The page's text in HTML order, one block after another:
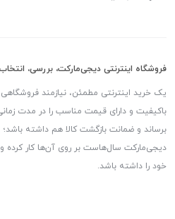
فروشگاه اینترنتی دیجی‌مارکت، بررسی،
یک خرید اینترنتی مطمئن، نیازمند
باکیفیت و دارای قیمت مناسب را در مدت
برساند و ضمانت بازگشت کالا هم داشته باشد؛
دیجی‌مارکت سال‌هاست بر روی آن‌ها کار کرده
خود را داشته باشد.